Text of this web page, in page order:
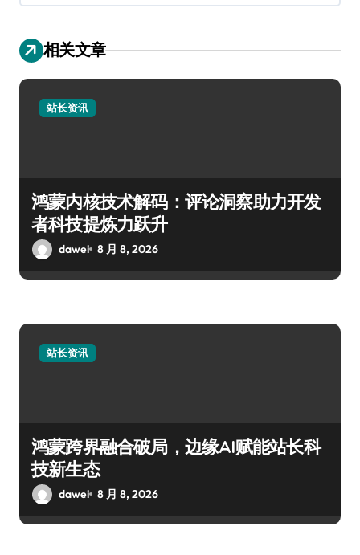
相关文章
站长资讯
鸿蒙内核技术解码：评论洞察助力开发
者科技提炼力跃升
dawei 8 月 8, 2026
站长资讯
鸿蒙跨界融合破局，边缘AI赋能站长科
技新生态
dawei 8 月 8, 2026